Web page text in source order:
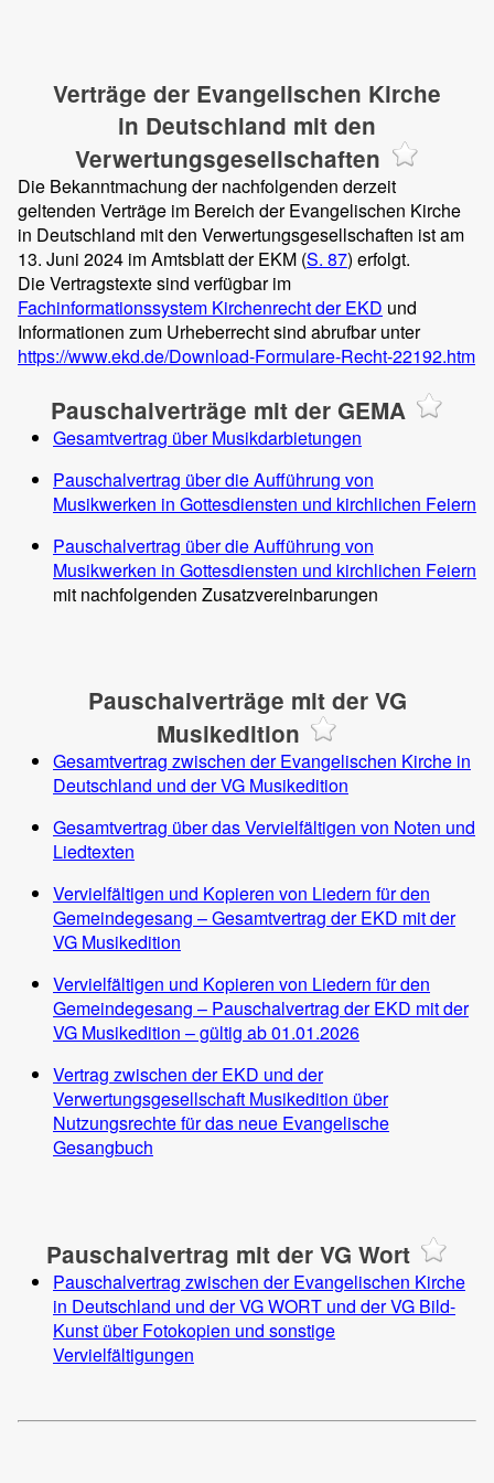
Verträge der Evangelischen Kirche
in Deutschland mit den
Verwertungsgesellschaften
Die Bekanntmachung der nachfolgenden derzeit
geltenden Verträge im Bereich der Evangelischen Kirche
in Deutschland mit den Verwertungsgesellschaften ist am
13. Juni 2024 im Amtsblatt der EKM (S. 87) erfolgt.
Die Vertragstexte sind verfügbar im
Fachinformationssystem Kirchenrecht der EKD und
Informationen zum Urheberrecht sind abrufbar unter
https://www.ekd.de/Download-Formulare-Recht-22192.htm
Pauschalverträge mit der GEMA
Gesamtvertrag über Musikdarbietungen
Pauschalvertrag über die Aufführung von
Musikwerken in Gottesdiensten und kirchlichen Feiern
Pauschalvertrag über die Aufführung von
Musikwerken in Gottesdiensten und kirchlichen Feiern
mit nachfolgenden Zusatzvereinbarungen
Pauschalverträge mit der VG
Musikedition
Gesamtvertrag zwischen der Evangelischen Kirche in
Deutschland und der VG Musikedition
Gesamtvertrag über das Vervielfältigen von Noten und
Liedtexten
Vervielfältigen und Kopieren von Liedern für den
Gemeindegesang – Gesamtvertrag der EKD mit der
VG Musikedition
Vervielfältigen und Kopieren von Liedern für den
Gemeindegesang – Pauschalvertrag der EKD mit der
VG Musikedition – gültig ab 01.01.2026
Vertrag zwischen der EKD und der
Verwertungsgesellschaft Musikedition über
Nutzungsrechte für das neue Evangelische
Gesangbuch
Pauschalvertrag mit der VG Wort
Pauschalvertrag zwischen der Evangelischen Kirche
in Deutschland und der VG WORT und der VG Bild-
Kunst über Fotokopien und sonstige
Vervielfältigungen